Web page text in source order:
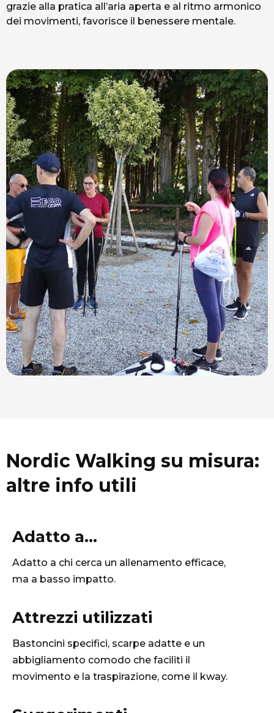
grazie alla pratica all’aria aperta e al ritmo armonico
dei movimenti, favorisce il benessere mentale.
Nordic Walking su misura:
altre info utili
Adatto a...
Adatto a chi cerca un allenamento efficace,
ma a basso impatto.
Attrezzi utilizzati
Bastoncini specifici, scarpe adatte e un
abbigliamento comodo che faciliti il
movimento e la traspirazione, come il kway.